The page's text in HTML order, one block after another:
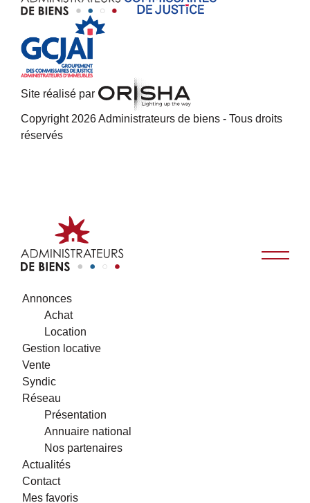
Site réalisé par
Copyright 2026 Administrateurs de biens - Tous droits
réservés
Annonces
Achat
Location
Gestion locative
Vente
Syndic
Réseau
Présentation
Annuaire national
Nos partenaires
Actualités
Contact
Mes favoris